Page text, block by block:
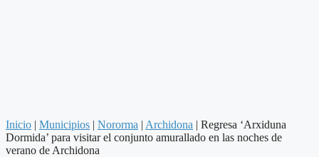
Inicio | Municipios | Nororma | Archidona | Regresa ‘Arxiduna
Dormida’ para visitar el conjunto amurallado en las noches de
verano de Archidona